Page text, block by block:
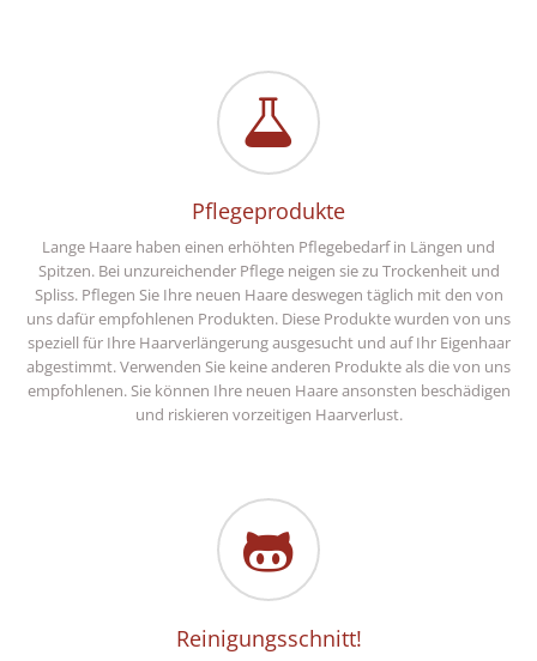
Pflegeprodukte
Lange Haare haben einen erhöhten Pflegebedarf in Längen und
Spitzen. Bei unzureichender Pflege neigen sie zu Trockenheit und
Spliss. Pflegen Sie Ihre neuen Haare deswegen täglich mit den von
uns dafür empfohlenen Produkten. Diese Produkte wurden von uns
speziell für Ihre Haarverlängerung ausgesucht und auf Ihr Eigenhaar
abgestimmt. Verwenden Sie keine anderen Produkte als die von uns
empfohlenen. Sie können Ihre neuen Haare ansonsten beschädigen
und riskieren vorzeitigen Haarverlust.
Reinigungsschnitt!